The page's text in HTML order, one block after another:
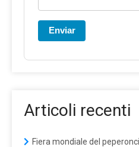
Enviar
Articoli recenti
Fiera mondiale del